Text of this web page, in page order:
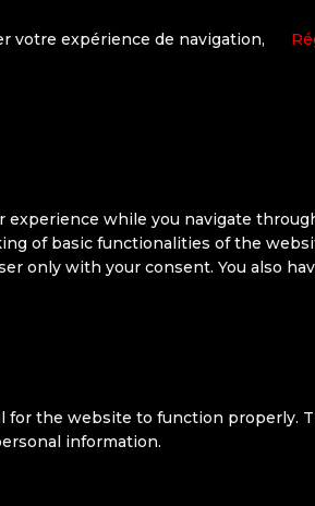
votre expérience de navigation,
while you navigate
of basic functionalities of the
only with your consent. You also
for the website to function
information.